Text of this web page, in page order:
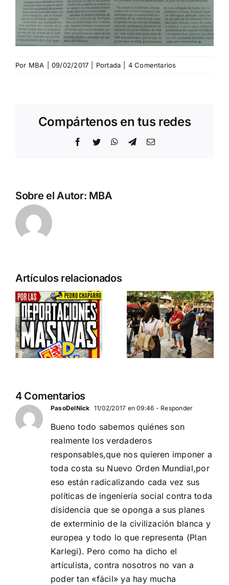
Por MBA 09/02/2017 Portada 4 Comentarios
Compártenos en tus redes
Facebook
Twitter WhatsApp
TelegramCorreo
Sobre el Autor: MBA
Artículos relacionados
Acto en
Barcelona:
España y
Serbia
contra el
separatismo
EN BARCELONA
acto DN
contra la
invasión
migratoria
y el gran
4 Comentarios
PasoDelNick 11/02/2017 en 09:46 - Responder
Bueno todo sabemos quiénes son
realmente los verdaderos
responsables,que nos quieren imponer a
toda costa su Nuevo Orden Mundial,por
eso están radicalizando cada vez sus
políticas de ingeniería social contra toda
disidencia que se oponga a sus planes
de exterminio de la civilización blanca y
europea y todo lo que representa (Plan
Karlegi). Pero como ha dicho el
artículista, contra nosotros no van a
poder tan «fácil» ya hay mucha